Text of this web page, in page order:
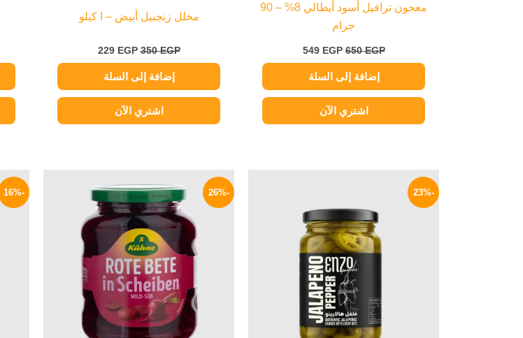
معجون ترافيل أسود أيطالي 8% – 90
جرام
650EGP
549 EGP
إضافة إلى السلة
اشتري الآن
مخلل زنجبيل أبيض – ا كيلو
350EGP
229 EGP
إضافة إلى السلة
اشتري الآن
-23%
65 EGP.
50 EGP.
-26%
الأصلي
هو:
200 EGP.
الحالي
هو:
149 EGP.
-16%